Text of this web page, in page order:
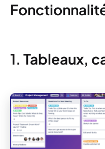
1. Tableaux,